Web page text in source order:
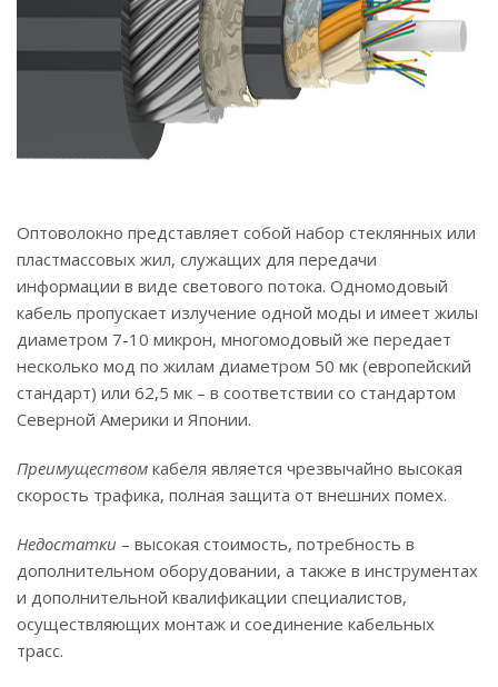
Оптоволокно представляет собой набор стеклянных или
пластмассовых жил, служащих для передачи
информации в виде светового потока. Одномодовый
кабель пропускает излучение одной моды и имеет жилы
диаметром 7-10 микрон, многомодовый же передает
несколько мод по жилам диаметром 50 мк (европейский
стандарт) или 62,5 мк – в соответствии со стандартом
Северной Америки и Японии.
Преимуществом кабеля является чрезвычайно высокая
скорость трафика, полная защита от внешних помех.
Недостатки – высокая стоимость, потребность в
дополнительном оборудовании, а также в инструментах
и дополнительной квалификации специалистов,
осуществляющих монтаж и соединение кабельных
трасс.